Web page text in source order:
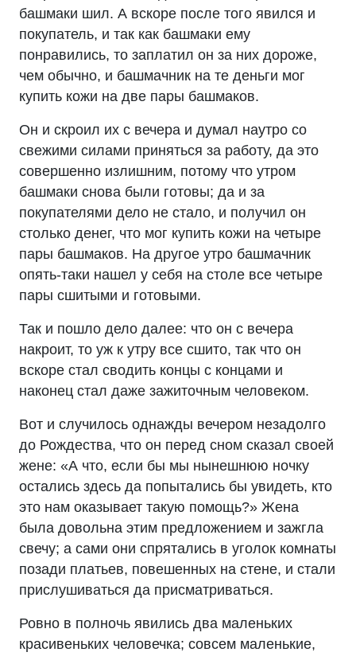
башмаки шил. А вскоре после того явился и
покупатель, и так как башмаки ему
понравились, то заплатил он за них дороже,
чем обычно, и башмачник на те деньги мог
купить кожи на две пары башмаков.
Он и скроил их с вечера и думал наутро со
свежими силами приняться за работу, да это
совершенно излишним, потому что утром
башмаки снова были готовы; да и за
покупателями дело не стало, и получил он
столько денег, что мог купить кожи на четыре
пары башмаков. На другое утро башмачник
опять-таки нашел у себя на столе все четыре
пары сшитыми и готовыми.
Так и пошло дело далее: что он с вечера
накроит, то уж к утру все сшито, так что он
вскоре стал сводить концы с концами и
наконец стал даже зажиточным человеком.
Вот и случилось однажды вечером незадолго
до Рождества, что он перед сном сказал своей
жене: «А что, если бы мы нынешнюю ночку
остались здесь да попытались бы увидеть, кто
это нам оказывает такую помощь?» Жена
была довольна этим предложением и зажгла
свечу; а сами они спрятались в уголок комнаты
позади платьев, повешенных на стене, и стали
прислушиваться да присматриваться.
Ровно в полночь явились два маленьких
красивеньких человечка; совсем маленькие,